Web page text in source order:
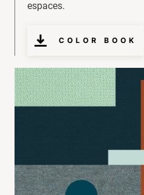
espaces.
COLOR BOOK